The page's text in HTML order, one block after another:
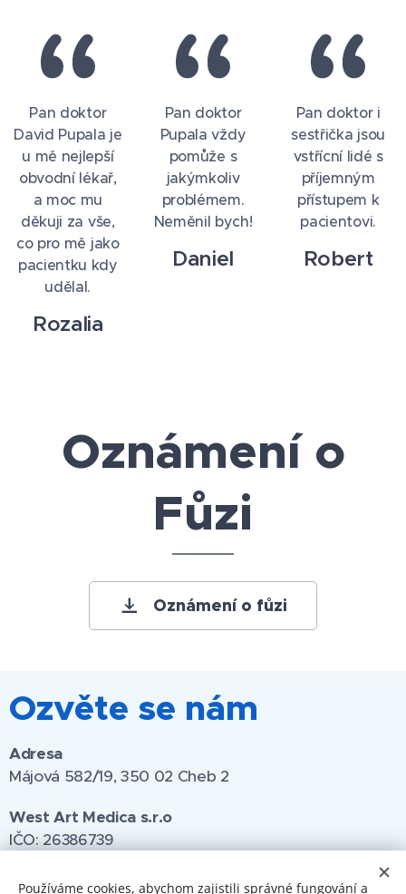
Pan doktor
David Pupala je
u mě nejlepší
obvodní lékař,
a moc mu
děkuji za vše,
co pro mě jako
pacientku kdy
udělal.
Rozalia
Pan doktor
Pupala vždy
pomůže s
jakýmkoliv
problémem.
Neměnil bych!
Daniel
Pan doktor i
sestřička jsou
vstřícní lidé s
příjemným
přístupem k
pacientovi.
Robert
Oznámení o
Fůzi
Oznámení o fůzi
Ozvěte se nám
Adresa
Májová 582/19, 350 02 Cheb 2
West Art Medica s.r.o
IČO: 26386739
Používáme cookies, abychom zajistili správné fungování a